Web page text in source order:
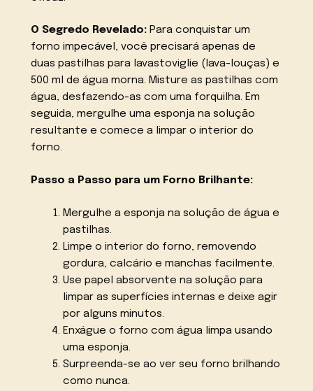
O Segredo Revelado: Para conquistar um
forno impecável, você precisará apenas de
duas pastilhas para lavastoviglie (lava-louças) e
500 ml de água morna. Misture as pastilhas com
água, desfazendo-as com uma forquilha. Em
seguida, mergulhe uma esponja na solução
resultante e comece a limpar o interior do
forno.
Passo a Passo para um Forno Brilhante:
Mergulhe a esponja na solução de água e
pastilhas.
Limpe o interior do forno, removendo
gordura, calcário e manchas facilmente.
Use papel absorvente na solução para
limpar as superfícies internas e deixe agir
por alguns minutos.
Enxágue o forno com água limpa usando
uma esponja.
Surpreenda-se ao ver seu forno brilhando
como nunca.